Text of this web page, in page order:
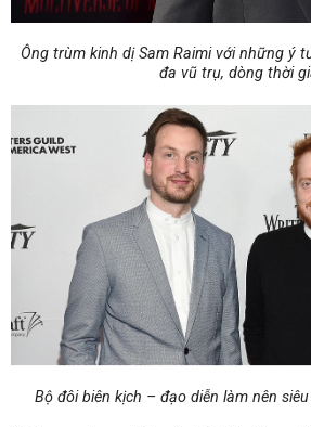
Ông trùm kinh dị Sam Raimi với những ý
đa vũ trụ, dòng thời
Bộ đôi biên kịch – đạo diễn làm nên